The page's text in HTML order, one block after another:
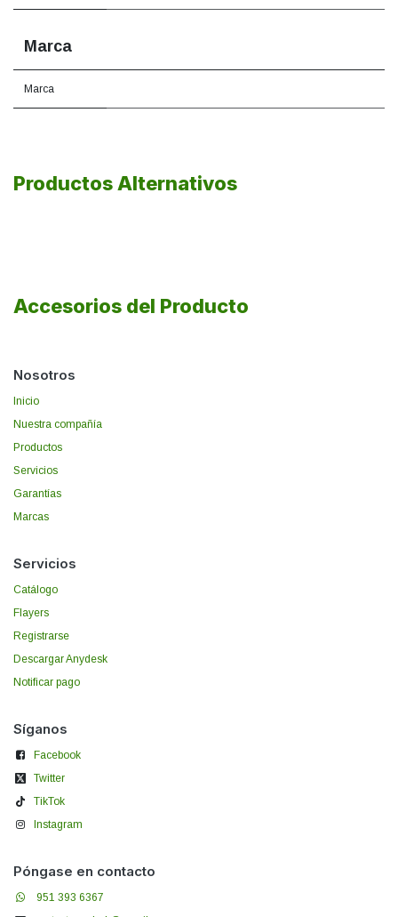
Marca
Marca
Productos Alternativos
Accesorios del Producto
Nosotros
Inicio
Nuestra compañía
Productos
Servicios
Garantías
Marcas
Servicios
Catálogo
Flayers
Registrarse
Descargar Anydesk
Notificar pago
Síganos
Facebook
Twitter
TikTok
Instagram
Póngase en contacto
951 393 6367